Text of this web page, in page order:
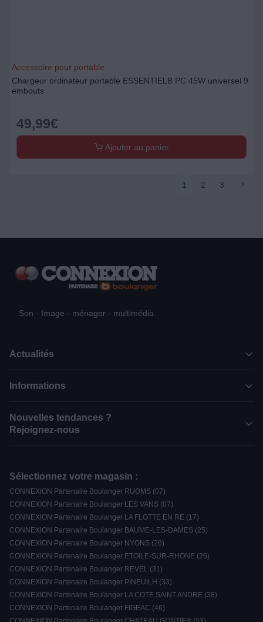
Accessoire pour portable
Chargeur ordinateur portable ESSENTIELB PC 45W universel 9
embouts
49,99€
Ajouter au panier
1 2 3
Son - Image - ménager - multimédia
Actualités
Informations
Nouvelles tendances ?
Rejoignez-nous
Sélectionnez votre magasin :
CONNEXION Partenaire Boulanger RUOMS (07)
CONNEXION Partenaire Boulanger LES VANS (07)
CONNEXION Partenaire Boulanger LA FLOTTE EN RE (17)
CONNEXION Partenaire Boulanger BAUME-LES-DAMES (25)
CONNEXION Partenaire Boulanger NYONS (26)
CONNEXION Partenaire Boulanger ETOILE-SUR-RHONE (26)
CONNEXION Partenaire Boulanger REVEL (31)
CONNEXION Partenaire Boulanger PINEUILH (33)
CONNEXION Partenaire Boulanger LA COTE SAINT ANDRE (38)
CONNEXION Partenaire Boulanger FIGEAC (46)